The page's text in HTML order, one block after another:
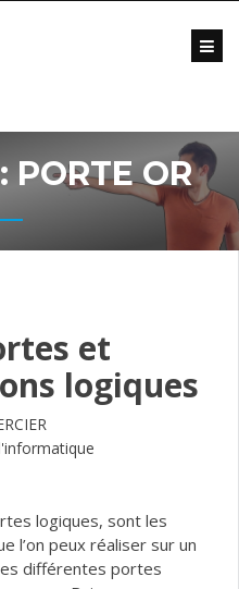
PORTE OR
et
logiques
logiques, sont les
l’on peux réaliser sur un
différentes portes